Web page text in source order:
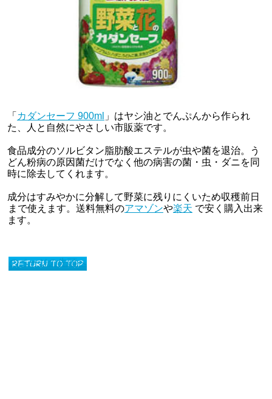
「 カダンセーフ 900ml 」はヤシ油とでんぷんから作られ
た、人と自然にやさしい市販薬です。
食品成分のソルビタン脂肪酸エステルが虫や菌を退治。う
どん粉病の原因菌だけでなく他の病害の菌・虫・ダニを同
時に除去してくれます。
成分はすみやかに分解して野菜に残りにくいため収穫前日
まで使えます。送料無料のアマゾンや楽天 で安く購入出来
ます。
のページの先頭へ